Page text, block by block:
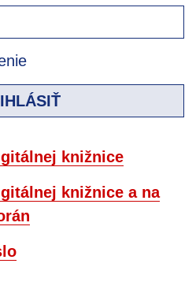
knižnice
knižnice a na